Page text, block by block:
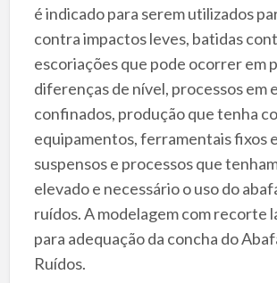
é indicado para serem utilizados
contra impactos leves, batidas
escoriações que pode ocorrer em
diferenças de nível, processos em
confinados, produção que tenha
equipamentos, ferramentais fixos
suspensos e processos que
elevado e necessário o uso do
ruídos. A modelagem com recorte
para adequação da concha do
Ruídos.